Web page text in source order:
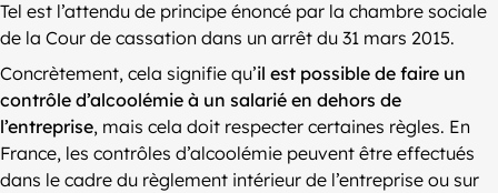
Tel est l’attendu de principe énoncé par la chambre sociale
de la Cour de cassation dans un arrêt du 31 mars 2015.
Concrètement, cela signifie qu’il est possible de faire un
contrôle d’alcoolémie à un salarié en dehors de
l’entreprise, mais cela doit respecter certaines règles. En
France, les contrôles d’alcoolémie peuvent être effectués
dans le cadre du règlement intérieur de l’entreprise ou sur